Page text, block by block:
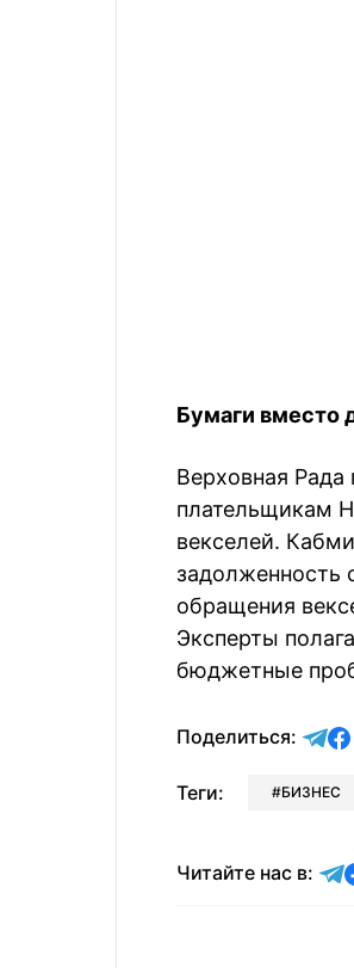
Бумаги вместо
Верховная Рада
плательщикам
векселей.
обращения
Эксперты
бюджетные
Поделиться:
Теги: БИЗНЕС
Читайте нас в: